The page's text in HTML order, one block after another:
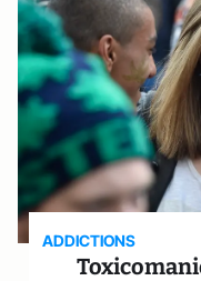
ADDICTIONS